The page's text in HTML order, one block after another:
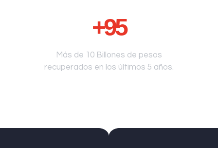
+95
Más de 10 Billones de pesos
recuperados en los últimos 5 años.